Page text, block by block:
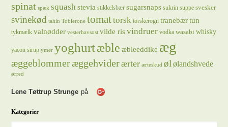
spinat spæk squash stevia stikkelsbær sugarsnaps sukrin suppe svesker
svinekød tahin Toblerone tomattorsk torskerogn tranebærtun
tykmælk valnødder vesterhavsost vilde ris vindruer vodka wasabi whisky
yacon sirup ymer yoghurtæble æbleeddike æg
æggeblommeræggehviderærter ærteskud øl ølandshvede
ørred
Lene Tøttrup Strunge på
Kategorier